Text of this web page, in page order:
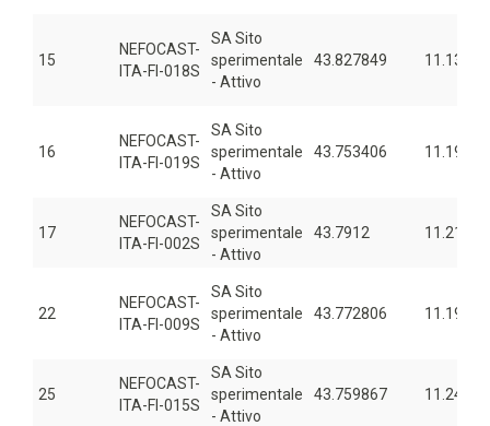
15
NEFOCAST-
ITA-FI-018S
SA Sito
sperimentale
- Attivo
43.827849
16
NEFOCAST-
ITA-FI-019S
SA Sito
sperimentale
- Attivo
43.753406
17
NEFOCAST-
ITA-FI-002S
SA Sito
sperimentale
- Attivo
43.7912 11.21057
22
NEFOCAST-
ITA-FI-009S
SA Sito
sperimentale
- Attivo
43.772806
25
NEFOCAST-
ITA-FI-015S
SA Sito
sperimentale
- Attivo
43.759867